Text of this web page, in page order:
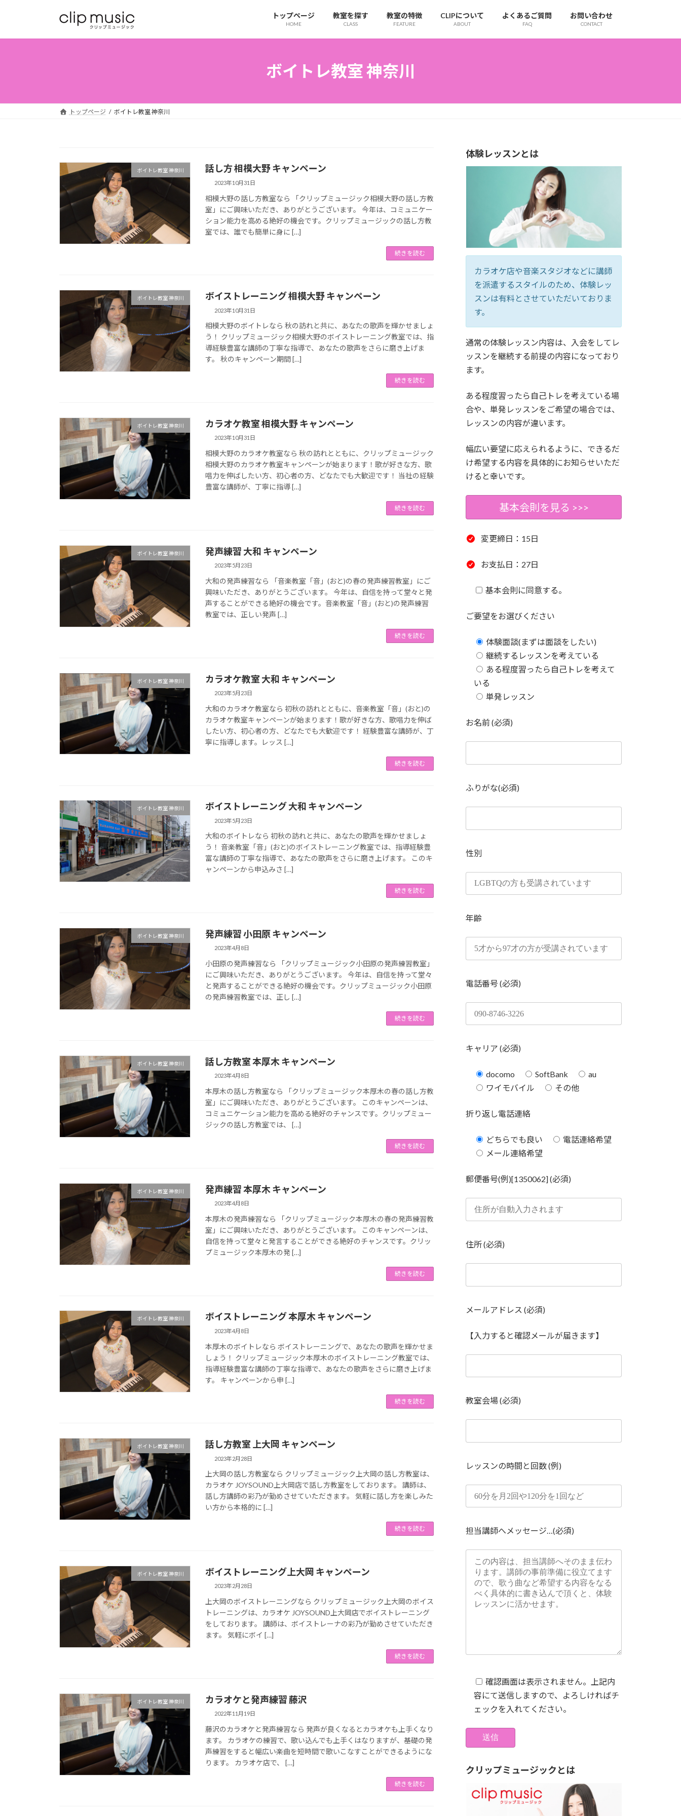
ッ
移
トップページ
HOME
教室を探す
CLASS
教室の特徴
FEATURE
CLIPについて
ABOUT
よくあるご質問
FAQ
お問い合わせ
CONTACT
ボイトレ教室 神奈川
トップページ ボイトレ教室 神奈川
ボイトレ教室 神奈川 話し方 相模大野 キャンペーン
2023年10月31日
相模大野の話し方教室なら 「クリップミュージック相模大野の話し方教
室」にご興味いただき、ありがとうございます。 今年は、コミュニケー
ション能力を高める絶好の機会です。クリップミュージックの話し方教
室では、誰でも簡単に身に […]
続きを読む
ボイトレ教室 神奈川 ボイストレーニング 相模大野 キャンペーン
2023年10月31日
相模大野のボイトレなら 秋の訪れと共に、あなたの歌声を輝かせましょ
う！ クリップミュージック相模大野のボイストレーニング教室では、指
導経験豊富な講師の丁寧な指導で、あなたの歌声をさらに磨き上げま
す。 秋のキャンペーン期間 […]
続きを読む
ボイトレ教室 神奈川 カラオケ教室 相模大野 キャンペーン
2023年10月31日
相模大野のカラオケ教室なら 秋の訪れとともに、クリップミュージック
相模大野のカラオケ教室キャンペーンが始まります！歌が好きな方、歌
唱力を伸ばしたい方、初心者の方、どなたでも大歓迎です！ 当社の経験
豊富な講師が、丁寧に指導 […]
続きを読む
ボイトレ教室 神奈川 発声練習 大和 キャンペーン
2023年5月23日
大和の発声練習なら 「音楽教室「音」(おと)の春の発声練習教室」にご
興味いただき、ありがとうございます。 今年は、自信を持って堂々と発
声することができる絶好の機会です。音楽教室「音」(おと)の発声練習
教室では、正しい発声 […]
続きを読む
ボイトレ教室 神奈川 カラオケ教室 大和 キャンペーン
2023年5月23日
大和のカラオケ教室なら 初秋の訪れとともに、音楽教室「音」(おと)の
カラオケ教室キャンペーンが始まります！歌が好きな方、歌唱力を伸ば
したい方、初心者の方、どなたでも大歓迎です！ 経験豊富な講師が、丁
寧に指導します。レッス […]
続きを読む
ボイトレ教室 神奈川 ボイストレーニング 大和 キャンペーン
2023年5月23日
大和のボイトレなら 初秋の訪れと共に、あなたの歌声を輝かせましょ
う！ 音楽教室「音」(おと)のボイストレーニング教室では、指導経験豊
富な講師の丁寧な指導で、あなたの歌声をさらに磨き上げます。 このキ
ャンペーンから申込みさ […]
続きを読む
ボイトレ教室 神奈川 発声練習 小田原 キャンペーン
2023年4月8日
小田原の発声練習なら 「クリップミュージック小田原の発声練習教室」
にご興味いただき、ありがとうございます。 今年は、自信を持って堂々
と発声することができる絶好の機会です。クリップミュージック小田原
の発声練習教室では、正し […]
続きを読む
ボイトレ教室 神奈川 話し方教室 本厚木 キャンペーン
2023年4月8日
本厚木の話し方教室なら 「クリップミュージック本厚木の春の話し方教
室」にご興味いただき、ありがとうございます。 このキャンペーンは、
コミュニケーション能力を高める絶好のチャンスです。クリップミュー
ジックの話し方教室では、 […]
続きを読む
ボイトレ教室 神奈川 発声練習 本厚木 キャンペーン
2023年4月8日
本厚木の発声練習なら 「クリップミュージック本厚木の春の発声練習教
室」にご興味いただき、ありがとうございます。 このキャンペーンは、
自信を持って堂々と発言することができる絶好のチャンスです。クリッ
プミュージック本厚木の発 […]
続きを読む
ボイトレ教室 神奈川 ボイストレーニング 本厚木 キャンペーン
2023年4月8日
本厚木のボイトレなら ボイストレーニングで、あなたの歌声を輝かせま
しょう！ クリップミュージック本厚木のボイストレーニング教室では、
指導経験豊富な講師の丁寧な指導で、あなたの歌声をさらに磨き上げま
す。 キャンペーンから申 […]
続きを読む
ボイトレ教室 神奈川 話し方教室 上大岡 キャンペーン
2023年2月28日
上大岡の話し方教室なら クリップミュージック上大岡の話し方教室は、
カラオケ JOYSOUND上大岡店で話し方教室をしております。 講師は、
話し方講師の彩乃が勤めさせていただきます。 気軽に話し方を楽しみた
い方から本格的に […]
続きを読む
ボイトレ教室 神奈川 ボイストレーニング上大岡 キャンペーン
2023年2月28日
上大岡のボイストレーニングなら クリップミュージック上大岡のボイス
トレーニングは、カラオケ JOYSOUND上大岡店でボイストレーニング
をしております。 講師は、ボイストレーナの彩乃が勤めさせていただき
ます。 気軽にボイ […]
続きを読む
ボイトレ教室 神奈川 カラオケと発声練習 藤沢
2022年11月19日
藤沢のカラオケと発声練習なら 発声が良くなるとカラオケも上手くなり
ます。 カラオケの練習で、歌い込んでも上手くはなりますが、基礎の発
声練習をすると幅広い楽曲を短時間で歌いこなすことができるようにな
ります。 カラオケ店で、 […]
続きを読む
体験レッスンとは
カラオケ店や音楽スタジオなどに講師
を派遣するスタイルのため、体験レッ
スンは有料とさせていただいておりま
す。
通常の体験レッスン内容は、入会をしてレ
ッスンを継続する前提の内容になっており
ます。
ある程度習ったら自己トレを考えている場
合や、単発レッスンをご希望の場合では、
レッスンの内容が違います。
幅広い要望に応えられるように、できるだ
け希望する内容を具体的にお知らせいただ
けると幸いです。
基本会則を見る >>>
変更締日：15日
お支払日：27日
基本会則に同意する。
ご要望をお選びください
体験面談(まずは面談をしたい)
継続するレッスンを考えている
ある程度習ったら自己トレを考えて
いる
単発レッスン
お名前 (必須)
ふりがな(必須)
性別
年齢
電話番号 (必須)
キャリア (必須)
docomo SoftBank
au
ワイモバイル
その他
折り返し電話連絡
どちらでも良い
電話連絡希望
メール連絡希望
郵便番号(例)[1350062] (必須)
住所 (必須)
メールアドレス (必須)
【入力すると確認メールが届きます】
教室会場 (必須)
レッスンの時間と回数 (例)
担当講師へメッセージ…(必須)
確認画面は表示されません。上記内
容にて送信しますので、よろしければチ
ェックを入れてください。
クリップミュージックとは